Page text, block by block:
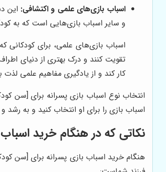
اسباب بازی‌های علمی و اکتشافی: این
و سایر اسباب بازی‌هایی است که به
اسباب بازی‌های علمی، برای
تقویت کنند و درک بهتری از دنیای
کار کند و از یادگیری مفاهیم علمی لذت
انتخاب نوع اسباب بازی پسرانه برای [سن
اسباب بازی را برای او انتخاب کنید و به
نکاتی که در هنگام خرید
هنگام خرید اسباب بازی پسرانه برای [سن